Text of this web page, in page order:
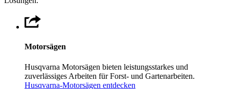
Motorsägen
Husqvarna Motorsägen bieten leistungsstarkes und
zuverlässiges Arbeiten für Forst- und Gartenarbeiten.
Husqvarna-Motorsägen entdecken